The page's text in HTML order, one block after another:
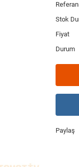
Stok
Fiyat
Durum
Paylaş